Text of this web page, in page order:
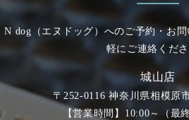
N dog（エヌドッグ）へのご予約・お問
軽にご連絡くだ
城山店
〒252-0116 神奈川県相模原
【営業時間】10:00～（最